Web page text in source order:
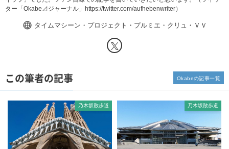
ター「Okabe⊿ジャーナル」
https://twitter.com/aufhebenwriter）
タイムマシーン・プロジェクト・プルミエ・クリュ・ＶＶ
この筆者の記事
乃木坂散歩道 乃木坂散歩道
Okabeの記事一覧